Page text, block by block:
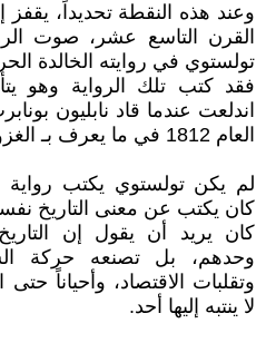
وعند هذه النقطة تحديداً،
القرن التاسع عشر، صوت
تولستوي في روايته الخالدة
فقد كتب تلك الرواية وهو
اندلعت عندما قاد نابليون
العام 1812 في ما يعرف بـ الغزو الفرنسي لروسيا.
لم يكن تولستوي يكتب
كان يكتب عن معنى التاريخ
كان يريد أن يقول إن
وحدهم، بل تصنعه حركة
وتقلبات الاقتصاد، وأحياناً
لا ينتبه إليها أحد.